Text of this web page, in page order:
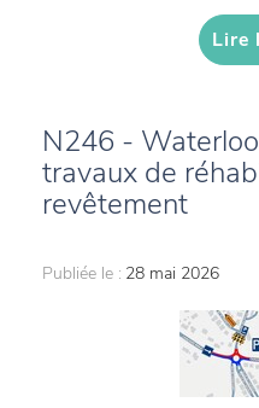
Lire
N246 -
travaux de
revêtement
Publiée le : 28 mai 2026